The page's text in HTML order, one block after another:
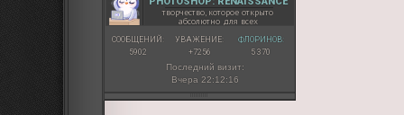
творчество, которое открыто
абсолютно для всех
СООБЩЕНИЙ:
5902
УВАЖЕНИЕ:
+7256
ФЛОРИНОВ:
5 370
Последний визит:
Вчера 22:12:16